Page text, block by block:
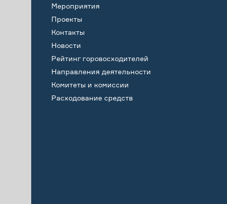
Мероприятия
Проекты
Контакты
Новости
Рейтинг горовосходителей
Направления деятельности
Комитеты и комиссии
Расходование средств